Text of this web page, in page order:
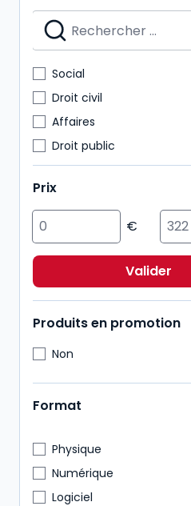
À savoir
Codes Dalloz Expert
Social
Droit civil
Affaires
Droit public
Multimatières
Action sociale
ESG/Compliance
Environnement
Immobilier
Prix
Valider
Produits en promotion
Non
Format
Physique
Numérique
Logiciel